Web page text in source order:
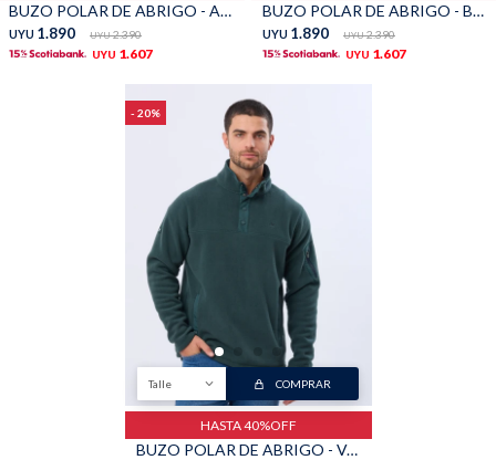
BUZO POLAR DE ABRIGO - Azul
UYU 1.890 UYU 2.390
UYU 1.607
BUZO POLAR DE ABRIGO - Beige
UYU 1.890 UYU 2.390
UYU 1.607
20
Talle COMPRAR
HASTA 40%OFF
BUZO POLAR DE ABRIGO - Verde